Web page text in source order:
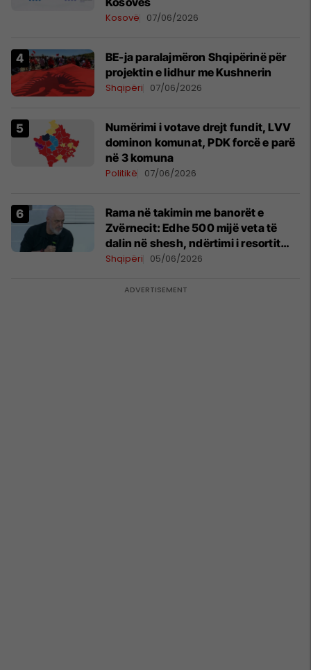
Kosovë 07/06/2026
BE-ja paralajmëron Shqipërinë për
projektin e lidhur me Kushnerin
Shqipëri 07/06/2026
Numërimi i votave drejt fundit, LVV
dominon komunat, PDK forcë e parë
në 3 komuna
Politikë 07/06/2026
Rama në takimin me banorët e
Zvërnecit: Edhe 500 mijë veta të
dalin në shesh, ndërtimi i resortit
nuk anulohet
Shqipëri 05/06/2026